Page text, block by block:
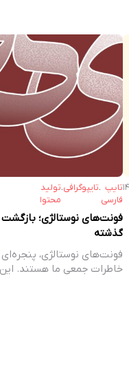
تایپ
فارسی
.تایپوگرافی.تولید
محتوا
فونت‌های نوستالژی؛
گذشته
فونت‌های نوستالژی،
خاطرات جمعی ما هستند.